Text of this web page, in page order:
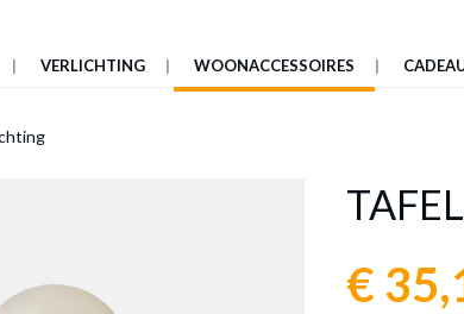
VERLICHTING WOONACCESSOIRES
€